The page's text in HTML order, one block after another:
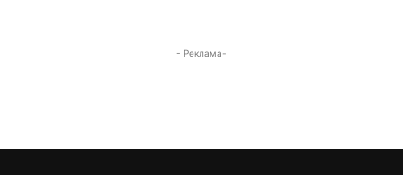
- Реклама-